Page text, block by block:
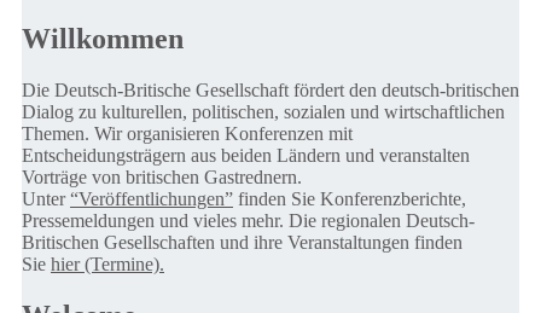
Willkommen
Die Deutsch-Britische Gesellschaft fördert den deutsch-britischen
Dialog zu kulturellen, politischen, sozialen und wirtschaftlichen
Themen. Wir organisieren Konferenzen mit
Entscheidungsträgern aus beiden Ländern und veranstalten
Vorträge von britischen Gastrednern.
Unter“Veröffentlichungen” finden Sie Konferenzberichte,
Pressemeldungen und vieles mehr. Die regionalen Deutsch-
Britischen Gesellschaften und ihre Veranstaltungen finden
Sie hier (Termine).